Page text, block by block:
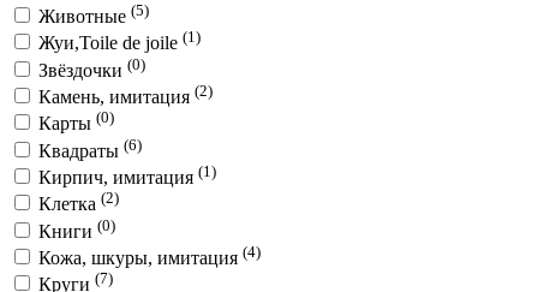
Животные (5)
Жуи,Toile de joile (1)
Звёздочки (0)
Камень, имитация (2)
Карты (0)
Квадраты (6)
Кирпич, имитация (1)
Клетка (2)
Книги (0)
Кожа, шкуры, имитация (4)
Круги (7)